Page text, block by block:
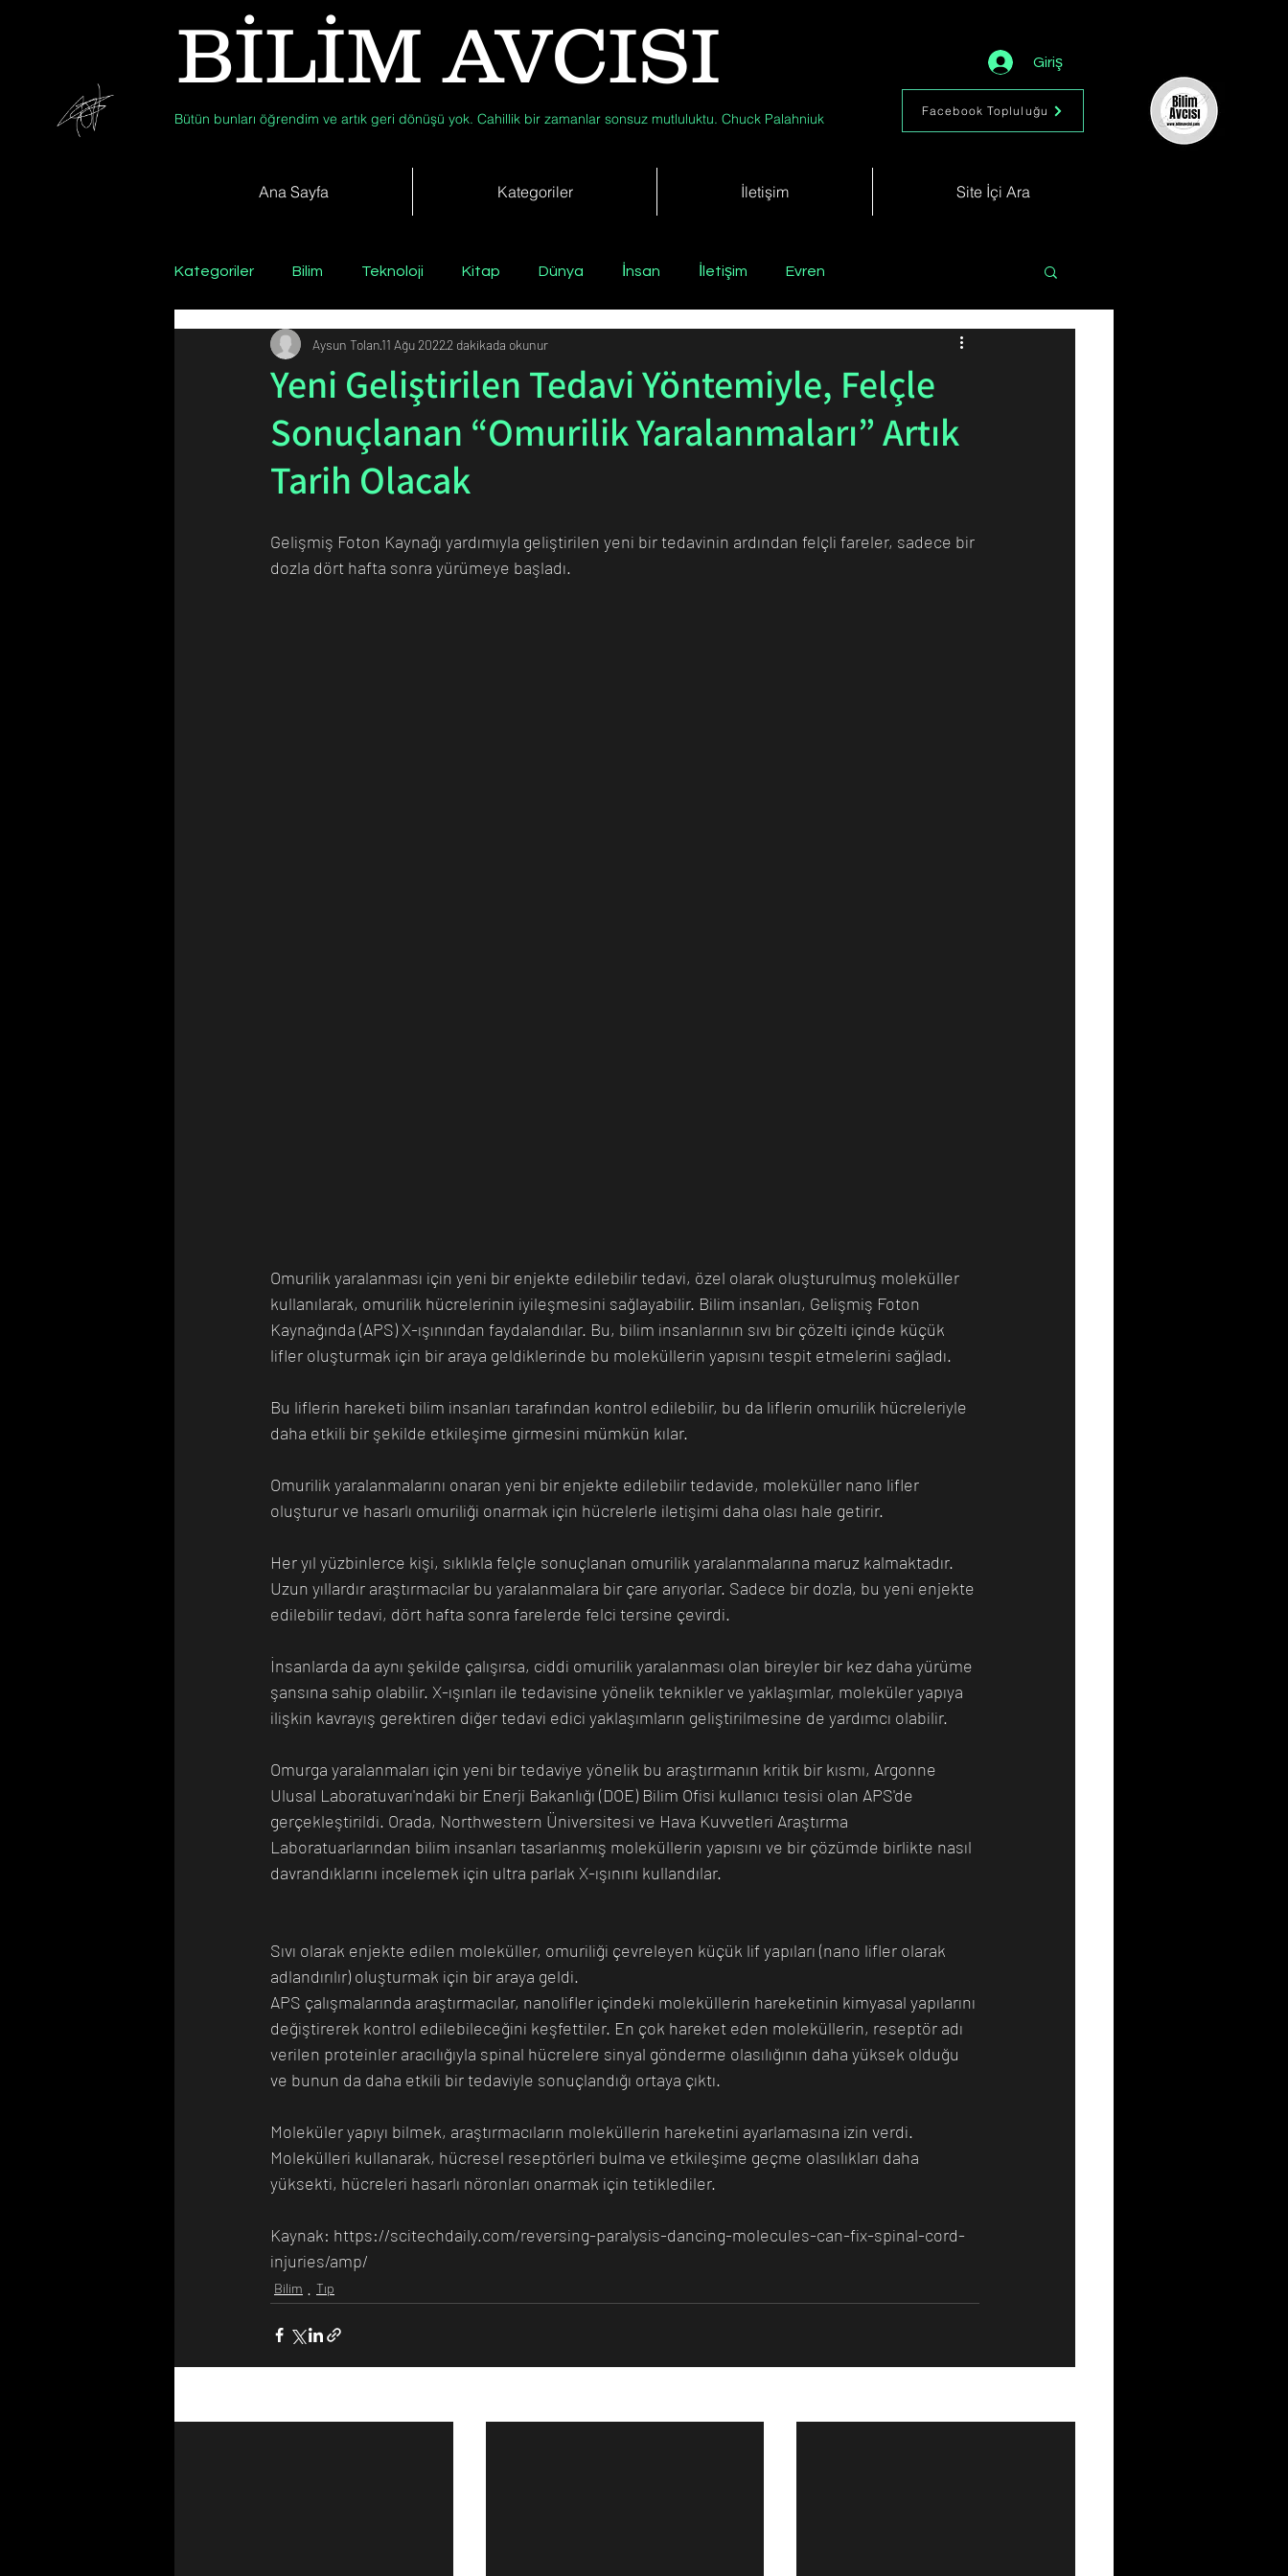
BİLİM AVCISI
Bütün bunları öğrendim ve artık geri dönüşü yok. Cahillik bir zamanlar sonsuz mutluluktu. Chuck Palahniuk
Giriş
Facebook Topluluğu
Ana Sayfa Kategoriler İletişim Site İçi Ara
Kategoriler Bilim Teknoloji Kitap Dünya İnsan İletişim Evren
Psikoloji / Sosyoloji / Felsefe Tıp Arkeoloji
Günün Fotoğrafı Biyoloji Günün Düşüneni Çevre Kısa Kısa Bilim Kimya
Yeni Geliştirilen Tedavi Yöntemiyle, Felçle
Sonuçlanan “Omurilik Yaralanmaları” Artık
Tarih Olacak
Aysun Tolan11 Ağu 20222 dakikada okunur
Gelişmiş Foton Kaynağı yardımıyla geliştirilen yeni bir tedavinin ardından felçli fareler, sadece bir
dozla dört hafta sonra yürümeye başladı.
Omurilik yaralanması için yeni bir enjekte edilebilir tedavi, özel olarak oluşturulmuş moleküller
kullanılarak, omurilik hücrelerinin iyileşmesini sağlayabilir. Bilim insanları, Gelişmiş Foton
Kaynağında (APS) X-ışınından faydalandılar. Bu, bilim insanlarının sıvı bir çözelti içinde küçük
lifler oluşturmak için bir araya geldiklerinde bu moleküllerin yapısını tespit etmelerini sağladı.
Bu liflerin hareketi bilim insanları tarafından kontrol edilebilir, bu da liflerin omurilik hücreleriyle
daha etkili bir şekilde etkileşime girmesini mümkün kılar.
Omurilik yaralanmalarını onaran yeni bir enjekte edilebilir tedavide, moleküller nano lifler
oluşturur ve hasarlı omuriliği onarmak için hücrelerle iletişimi daha olası hale getirir.
Her yıl yüzbinlerce kişi, sıklıkla felçle sonuçlanan omurilik yaralanmalarına maruz kalmaktadır.
Uzun yıllardır araştırmacılar bu yaralanmalara bir çare arıyorlar. Sadece bir dozla, bu yeni enjekte
edilebilir tedavi, dört hafta sonra farelerde felci tersine çevirdi.
İnsanlarda da aynı şekilde çalışırsa, ciddi omurilik yaralanması olan bireyler bir kez daha yürüme
şansına sahip olabilir. X-ışınları ile tedavisine yönelik teknikler ve yaklaşımlar, moleküler yapıya
ilişkin kavrayış gerektiren diğer tedavi edici yaklaşımların geliştirilmesine de yardımcı olabilir.
Omurga yaralanmaları için yeni bir tedaviye yönelik bu araştırmanın kritik bir kısmı, Argonne
Ulusal Laboratuvarı'ndaki bir Enerji Bakanlığı (DOE) Bilim Ofisi kullanıcı tesisi olan APS'de
gerçekleştirildi. Orada, Northwestern Üniversitesi ve Hava Kuvvetleri Araştırma
Laboratuarlarından bilim insanları tasarlanmış moleküllerin yapısını ve bir çözümde birlikte nasıl
davrandıklarını incelemek için ultra parlak X-ışınını kullandılar.
Sıvı olarak enjekte edilen moleküller, omuriliği çevreleyen küçük lif yapıları (nano lifler olarak
adlandırılır) oluşturmak için bir araya geldi.
APS çalışmalarında araştırmacılar, nanolifler içindeki moleküllerin hareketinin kimyasal yapılarını
değiştirerek kontrol edilebileceğini keşfettiler. En çok hareket eden moleküllerin, reseptör adı
verilen proteinler aracılığıyla spinal hücrelere sinyal gönderme olasılığının daha yüksek olduğu
ve bunun da daha etkili bir tedaviyle sonuçlandığı ortaya çıktı.
Moleküler yapıyı bilmek, araştırmacıların moleküllerin hareketini ayarlamasına izin verdi.
Molekülleri kullanarak, hücresel reseptörleri bulma ve etkileşime geçme olasılıkları daha
yüksekti, hücreleri hasarlı nöronları onarmak için tetiklediler.
Kaynak: https://scitechdaily.com/reversing-paralysis-dancing-molecules-can-fix-spinal-cord-
injuries/amp/
Bilim Tıp